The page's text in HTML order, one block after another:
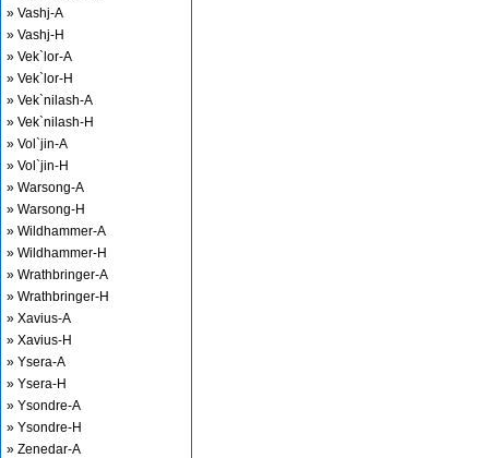
» Vashj-A
» Vashj-H
» Vek`lor-A
» Vek`lor-H
» Vek`nilash-A
» Vek`nilash-H
» Vol`jin-A
» Vol`jin-H
» Warsong-A
» Warsong-H
» Wildhammer-A
» Wildhammer-H
» Wrathbringer-A
» Wrathbringer-H
» Xavius-A
» Xavius-H
» Ysera-A
» Ysera-H
» Ysondre-A
» Ysondre-H
» Zenedar-A